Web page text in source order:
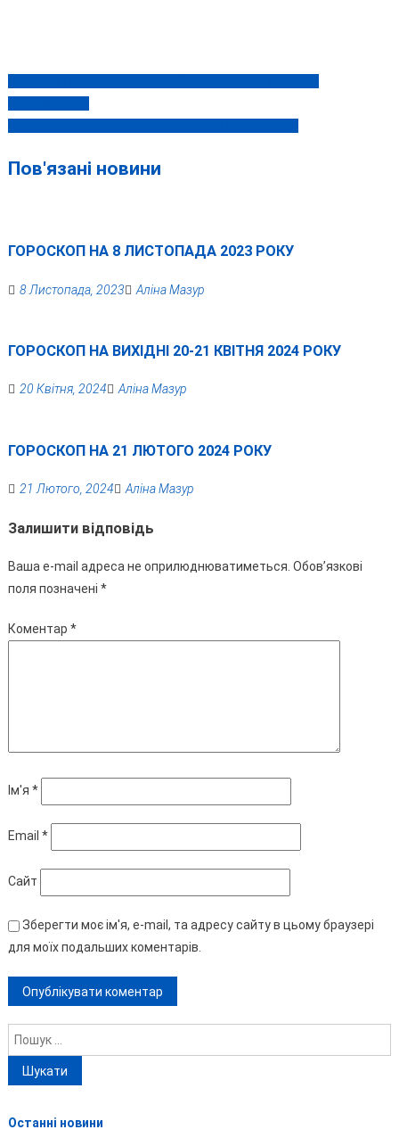
Навігація
записів
Пов'язані новини
ГОРОСКОП НА 8 ЛИСТОПАДА 2023 РОКУ
8 Листопада, 2023 Аліна Мазур
ГОРОСКОП НА ВИХІДНІ 20-21 КВІТНЯ 2024 РОКУ
20 Квітня, 2024 Аліна Мазур
ГОРОСКОП НА 21 ЛЮТОГО 2024 РОКУ
21 Лютого, 2024 Аліна Мазур
Залишити відповідь
Ваша e-mail адреса не оприлюднюватиметься. Обов’язкові
поля позначені *
Коментар *
Ім'я *
Email *
Сайт
Зберегти моє ім'я, e-mail, та адресу сайту в цьому браузері
для моїх подальших коментарів.
Пошук:
Останні новини